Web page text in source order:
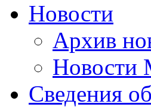
Новости
Архив
Новости
Сведения